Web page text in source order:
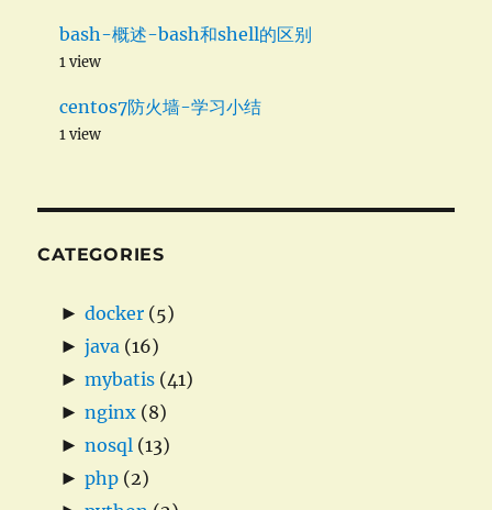
bash-概述-bash和shell的区别
1 view
centos7防火墙-学习小结
1 view
CATEGORIES
► docker (5)
► java (16)
► mybatis (41)
► nginx (8)
► nosql (13)
► php (2)